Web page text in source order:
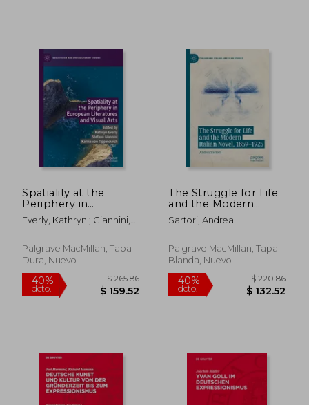
45%
dcto.
45%
dcto.
Spatiality at the
Periphery in
European Literatures
and Visual Arts (en
Everly, Kathryn ; Giannini,
Karina
Palgrave MacMillan, Tapa
Dura, Nuevo
The Struggle for Life
and the Modern
Italian Novel, 1859-
1925 (en Inglés)
Sartori, Andrea
Palgrave MacMillan, Tapa
Blanda, Nuevo